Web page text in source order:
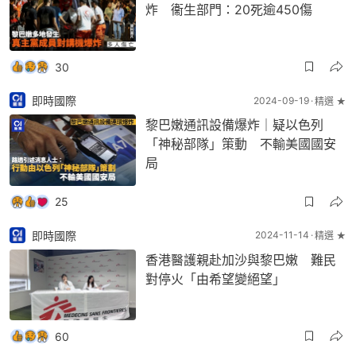
炸 衞生部門：20死逾450傷
30
即時國際 2024-09-19 精選 ★
黎巴嫩通訊設備爆炸｜疑以色列
「神秘部隊」策動 不輸美國國安
局
25
即時國際 2024-11-14 精選 ★
香港醫護親赴加沙與黎巴嫩 難民
對停火「由希望變絕望」
60